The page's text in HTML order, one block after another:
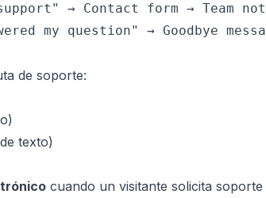
→ Contact form → Team
my question" → Goodbye
de soporte:
texto)
cuando un visitante solicita soporte